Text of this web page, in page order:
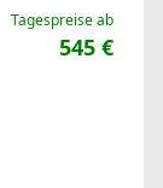
Tagespreise ab
545 €